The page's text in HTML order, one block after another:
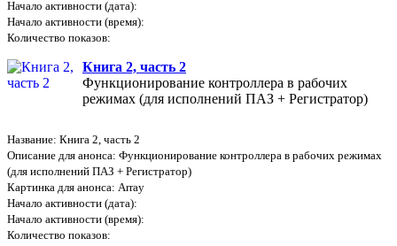
Начало активности (дата):
Начало активности (время):
Количество показов:
Книга 2, часть 2
Функционирование контроллера в рабочих
режимах (для исполнений ПАЗ + Регистратор)
Название: Книга 2, часть 2
Описание для анонса: Функционирование контроллера в рабочих режимах
(для исполнений ПАЗ + Регистратор)
Картинка для анонса: Array
Начало активности (дата):
Начало активности (время):
Количество показов: